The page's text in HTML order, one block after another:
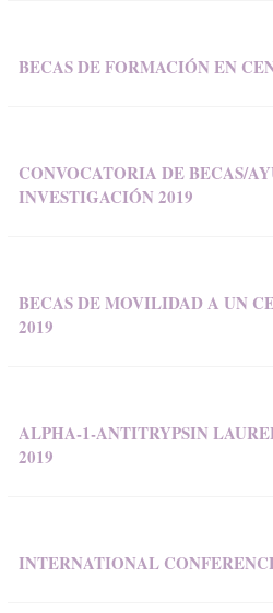
BECAS DE FORMACIÓN EN
CONVOCATORIA DE BECAS/
INVESTIGACIÓN 2019
BECAS DE MOVILIDAD A UN
2019
ALPHA-1-ANTITRYPSIN
2019
INTERNATIONAL